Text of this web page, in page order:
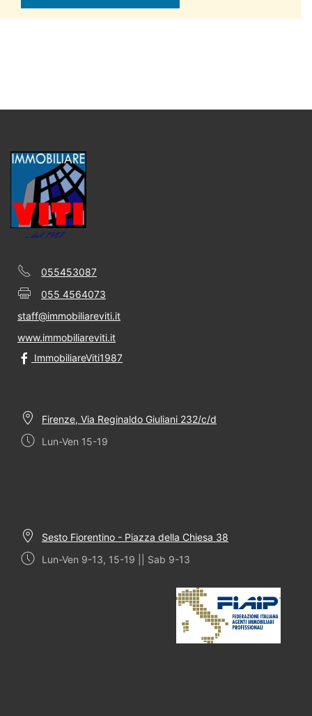
055453087
055 4564073
staff@immobiliareviti.it
www.immobiliareviti.it
ImmobiliareViti1987
Firenze, Via Reginaldo Giuliani 232/c/d
Lun-Ven 15-19
Sesto Fiorentino - Piazza della Chiesa 38
Lun-Ven 9-13, 15-19 || Sab 9-13